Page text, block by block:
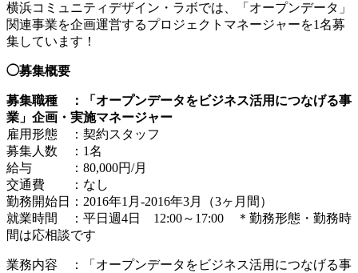
横浜コミュニティデザイン・ラボでは、「オープンデータ」
関連事業を企画運営するプロジェクトマネージャーを1名募
集しています！
◯募集概要
募集職種 ：「オープンデータをビジネス活用につなげる事
業」企画・実施マネージャー
雇用形態 ：契約スタッフ
募集人数 ：1名
給与 ：80,000円/月
交通費 ：なし
勤務開始日：2016年1月-2016年3月（3ヶ月間）
就業時間 ：平日週4日 12:00～17:00 ＊勤務形態・勤務時
間は応相談です
業務内容 ：「オープンデータをビジネス活用につなげる事